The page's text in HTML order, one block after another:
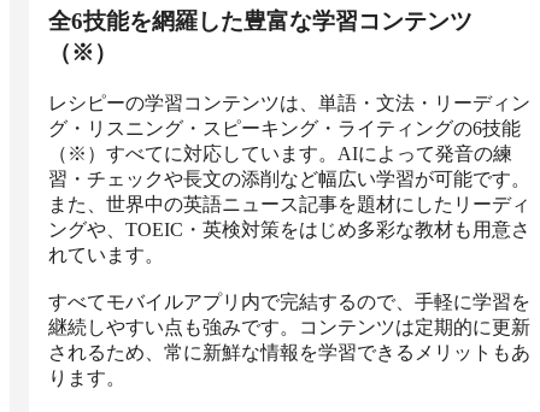
全6技能を網羅した豊富な学習コンテンツ
（※）
レシピーの学習コンテンツは、単語・文法・リーディン
グ・リスニング・スピーキング・ライティングの6技能
（※）すべてに対応しています。AIによって発音の練
習・チェックや長文の添削など幅広い学習が可能です。
また、世界中の英語ニュース記事を題材にしたリーディ
ングや、TOEIC・英検対策をはじめ多彩な教材も用意さ
れています。
すべてモバイルアプリ内で完結するので、手軽に学習を
継続しやすい点も強みです。コンテンツは定期的に更新
されるため、常に新鮮な情報を学習できるメリットもあ
ります。